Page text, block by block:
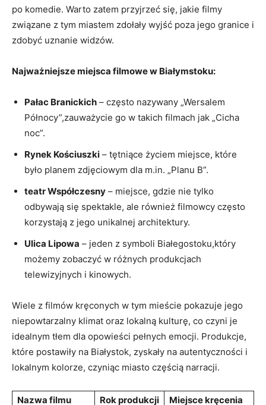
po⁢ komedie. Warto zatem przyjrzeć się, ‌jakie​ filmy
związane z tym miastem zdołały wyjść poza jego granice i⁣
zdobyć‌ uznanie‍ widzów.
Najważniejsze miejsca filmowe w Białymstoku:
Pałac Branickich – często ⁣nazywany ⁣„Wersalem
Północy”,zauważycie go w takich filmach jak „Cicha
noc”.
Rynek Kościuszki – tętniące życiem miejsce, które
było planem zdjęciowym⁢ dla m.in. „Planu B”.
teatr Współczesny – miejsce,⁤ gdzie nie tylko
odbywają się spektakle, ale ‌również filmowcy‌ często
korzystają z jego unikalnej architektury.
Ulica Lipowa – jeden⁣ z ⁤symboli Białegostoku,który
możemy zobaczyć w różnych produkcjach
telewizyjnych i kinowych.
Wiele z filmów kręconych w⁣ tym mieście pokazuje jego
niepowtarzalny klimat oraz lokalną kulturę,⁤ co czyni je
idealnym⁣ tłem dla opowieści pełnych emocji. Produkcje,
które postawiły na Białystok, zyskały ‍na autentyczności ⁣i
lokalnym kolorze, czyniąc miasto częścią narracji.
Nazwa filmu Rok‍ produkcji Miejsce kręcenia